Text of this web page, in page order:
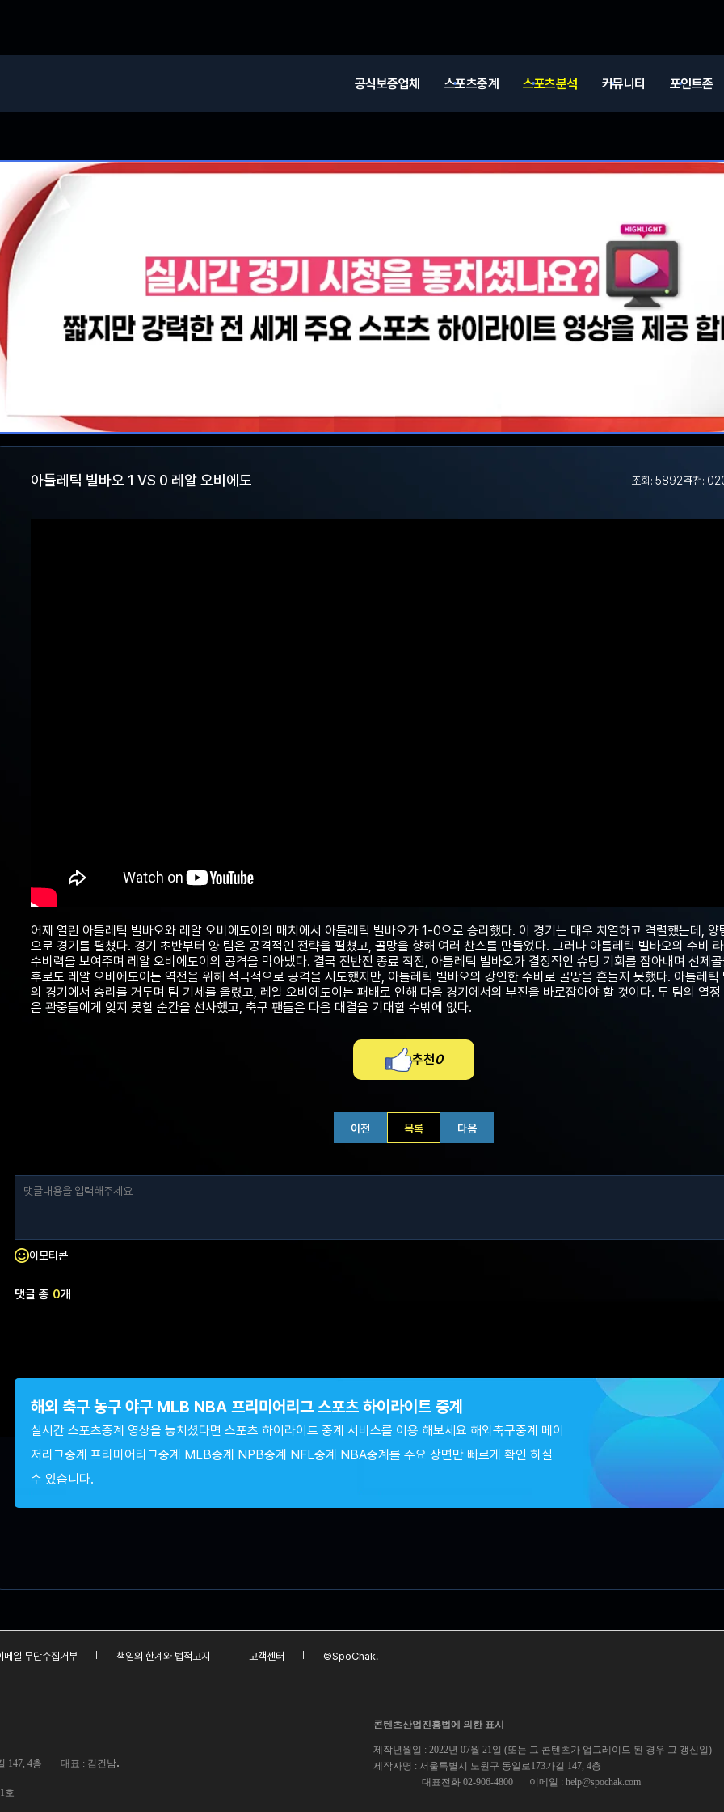
공식보증업체 스포츠중계 스포츠분석 커뮤니티 포인트존
아틀레틱 빌바오 1 VS 0 레알 오비에도 조회: 5892추천: 0
어제 열린 아틀레틱 빌바오와 레알 오비에도이의 매치에서 아틀레틱 빌바오가 1-0으로 승리했다. 이 경기는 매우 치열하고 격렬했는데, 양
으로 경기를 펼쳤다. 경기 초반부터 양 팀은 공격적인 전략을 펼쳤고, 골망을 향해 여러 찬스를 만들었다. 그러나 아틀레틱 빌바오의 수비
수비력을 보여주며 레알 오비에도이의 공격을 막아냈다. 결국 전반전 종료 직전, 아틀레틱 빌바오가 결정적인 슈팅 기회를 잡아내며 선제
후로도 레알 오비에도이는 역전을 위해 적극적으로 공격을 시도했지만, 아틀레틱 빌바오의 강인한 수비로 골망을 흔들지 못했다. 아틀레틱
의 경기에서 승리를 거두며 팀 기세를 올렸고, 레알 오비에도이는 패배로 인해 다음 경기에서의 부진을 바로잡아야 할 것이다. 두 팀의 열
은 관중들에게 잊지 못할 순간을 선사했고, 축구 팬들은 다음 대결을 기대할 수밖에 없다.
추천0
이전 목록 다음
이모티콘
댓글 총 0개
해외 축구 농구 야구 MLB NBA 프리미어리그 스포츠 하이라이트 중계
실시간 스포츠중계 영상을 놓치셨다면 스포츠 하이라이트 중계 서비스를 이용 해보세요 해외축구중계 메이
저리그중계 프리미어리그중계 MLB중계 NPB중계 NFL중계 NBA중계를 주요 장면만 빠르게 확인 하실
수 있습니다.
메일 무단수집거부 책임의 한계와 법적고지 고객센터 ©SpoChak.
147, 4층 대표 : 김건남.
호
콘텐츠산업진흥법에 의한 표시
제작년월일 : 2022년 07월 21일 (또는 그 콘텐츠가 업그레이드 된 경우 그 갱신일)
제작자명 : 서울특별시 노원구 동일로173가길 147, 4층
대표전화 02-906-4800
이메일 : help@spochak.com